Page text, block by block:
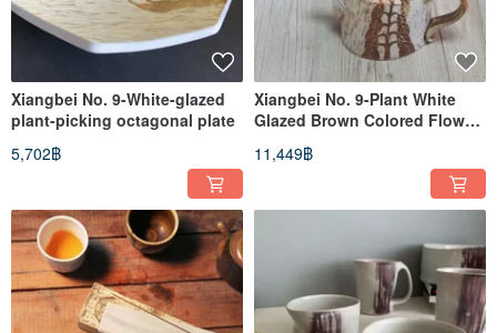
Xiangbei No. 9-White-glazed
plant-picking octagonal plate
5,702฿
Xiangbei No. 9-Plant White
Glazed Brown Colored Flower
11,449฿